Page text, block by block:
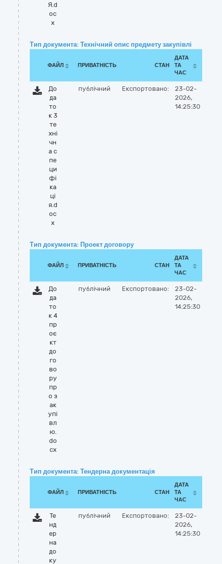
Я.d
oc
x
Тип документа: Технічний опис предмету закупівлі
ФАЙЛ ПРИВАТНІСТЬ СТАН
ДАТА
ТА
ЧАС
До
да
то
к 3
те
хні
чн
а с
пе
ци
фі
ка
ці
я.d
oc
x
публічний Експортовано:
23-02-
2026,
14:25:30
Тип документа: Проект договору
ФАЙЛ ПРИВАТНІСТЬ СТАН
ДАТА
ТА
ЧАС
До
да
то
к 4
пр
оє
кт
до
го
во
ру
пр
о з
ак
упі
вл
ю.
do
cx
публічний Експортовано:
23-02-
2026,
14:25:30
Тип документа: Тендерна документація
ФАЙЛ ПРИВАТНІСТЬ СТАН
ДАТА
ТА
ЧАС
Те
нд
ер
на
до
ку
публічний Експортовано:
23-02-
2026,
14:25:30